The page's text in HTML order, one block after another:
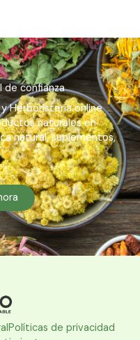
de confianza
Herboristería online
naturales en
natural, suplementos,
Políticas de privacidad